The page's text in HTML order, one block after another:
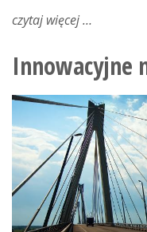
czytaj więcejo
idealna.
czy
się
pogodzić
ekologię
z
trwałością?
Innowacyjne